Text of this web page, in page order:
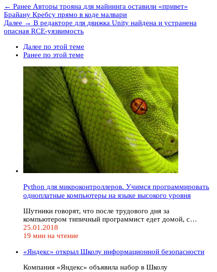
← Ранее Авторы трояна для майнинга оставили «привет»
Брайану Кребсу прямо в коде малвари
Далее → В редакторе для движка Unity найдена и устранена
опасная RCE-уязвимость
Далее по этой теме
Ранее по этой теме
Python для микроконтроллеров. Учимся программировать
одноплатные компьютеры на языке высокого уровня
Шутники говорят, что после трудового дня за
компьютером типичный программист едет домой, с…
25.01.2018
19 мин на чтение
«Яндекс» открыл Школу информационной безопасности
Компания «Яндекс» объявила набор в Школу